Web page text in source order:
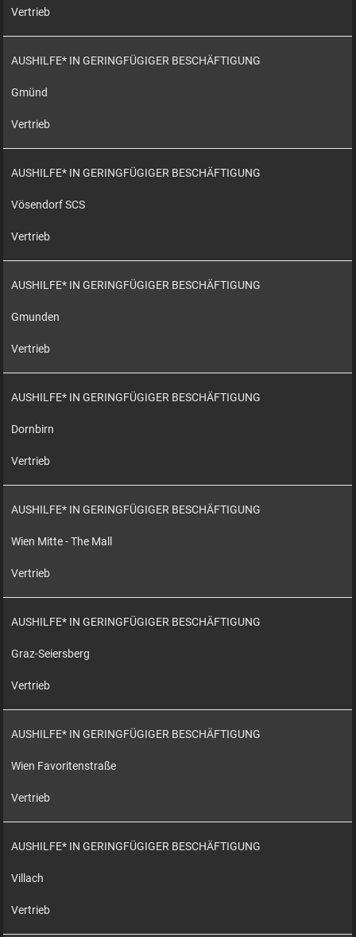
Vertrieb
AUSHILFE* IN GERINGFÜGIGER BESCHÄFTIGUNG
Gmünd
Vertrieb
AUSHILFE* IN GERINGFÜGIGER BESCHÄFTIGUNG
Vösendorf SCS
Vertrieb
AUSHILFE* IN GERINGFÜGIGER BESCHÄFTIGUNG
Gmunden
Vertrieb
AUSHILFE* IN GERINGFÜGIGER BESCHÄFTIGUNG
Dornbirn
Vertrieb
AUSHILFE* IN GERINGFÜGIGER BESCHÄFTIGUNG
Wien Mitte - The Mall
Vertrieb
AUSHILFE* IN GERINGFÜGIGER BESCHÄFTIGUNG
Graz-Seiersberg
Vertrieb
AUSHILFE* IN GERINGFÜGIGER BESCHÄFTIGUNG
Wien Favoritenstraße
Vertrieb
AUSHILFE* IN GERINGFÜGIGER BESCHÄFTIGUNG
Villach
Vertrieb